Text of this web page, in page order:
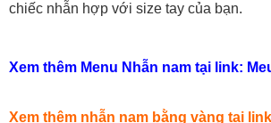
chiếc nhẫn hợp với size tay của bạn.
Xem thêm Menu Nhẫn nam tại link:
Xem thêm nhẫn nam bằng vàng tại